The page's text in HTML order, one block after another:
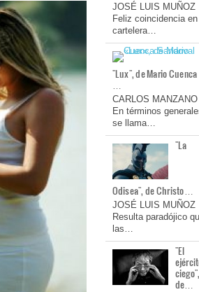
JOSÉ LUIS MUÑOZ
Feliz coincidencia en
cartelera…
"Lux", de Mario Cuenca
…
CARLOS MANZANO
En términos
se llama…
"La
Odisea", de Christo…
JOSÉ LUIS MUÑOZ
Resulta paradójico
las…
"El
de…